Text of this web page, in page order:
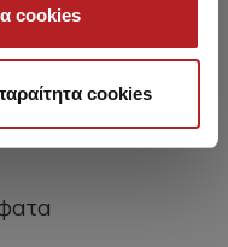
cookies
cookies
Σλιπ
10,45 €